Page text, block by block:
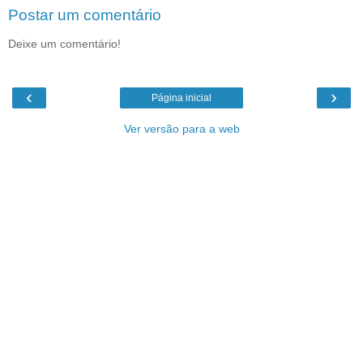
Postar um comentário
Deixe um comentário!
‹ ›
Página inicial
Ver versão para a web